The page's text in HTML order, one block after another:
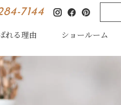
7144
れる理由 ショールーム